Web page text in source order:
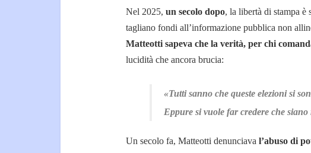
Nel 2025, un secolo dopo, la libertà di stampa è
tagliano fondi all’informazione pubblica non
Matteotti sapeva che la verità, per chi
lucidità che ancora brucia:
«Tutti sanno che queste elezioni si
Eppure si vuole far credere che
Un secolo fa, Matteotti denunciava l’abuso di